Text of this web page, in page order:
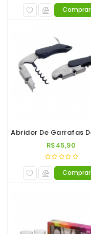
Comprar
R$45,90
Comprar